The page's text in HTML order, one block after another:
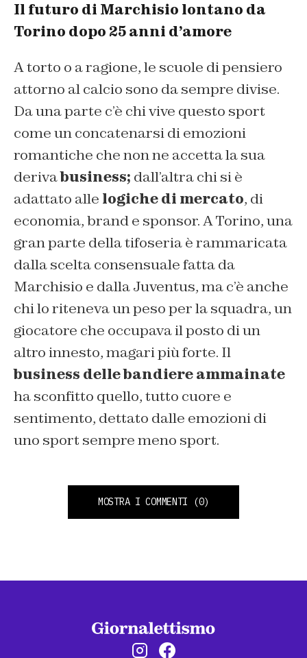
Il futuro di Marchisio lontano da
Torino dopo 25 anni d’amore
A torto o a ragione, le scuole di pensiero
attorno al calcio sono da sempre divise.
Da una parte c’è chi vive questo sport
come un concatenarsi di emozioni
romantiche che non ne accetta la sua
derivabusiness; dall’altra chi si è
adattato alle logiche di mercato, di
economia, brand e sponsor. A Torino, una
gran parte della tifoseria è rammaricata
dalla scelta consensuale fatta da
Marchisio e dalla Juventus, ma c’è anche
chi lo riteneva un peso per la squadra, un
giocatore che occupava il posto di un
altro innesto, magari più forte. Il
business delle bandiere ammainate
ha sconfitto quello, tutto cuore e
sentimento, dettato dalle emozioni di
uno sport sempre meno sport.
MOSTRA I COMMENTI (0)